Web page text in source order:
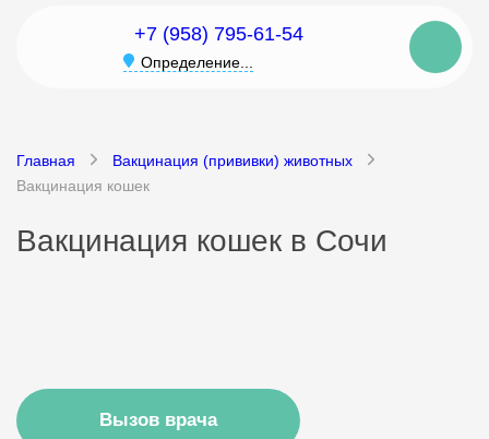
+7 (958) 795-61-54
Определение...
Главная
Вакцинация (прививки) животных
Вакцинация кошек
Вакцинация кошек в Сочи
Вызов врача